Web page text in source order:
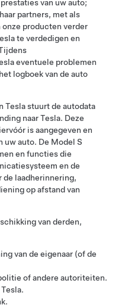
van uw auto;
partners, met als
producten verder
te verdedigen en
eventuele problemen
logboek van de auto
Tesla stuurt de autodata
naar Tesla. Deze
is aangegeven en
uw auto. De Model S
en functies die
en de
de laadherinnering,
op afstand van
van derden,
van de eigenaar (of de
of andere autoriteiten.